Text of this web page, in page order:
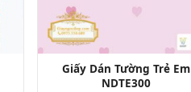
Giấy Dán Tường Trẻ Em
NDTE300